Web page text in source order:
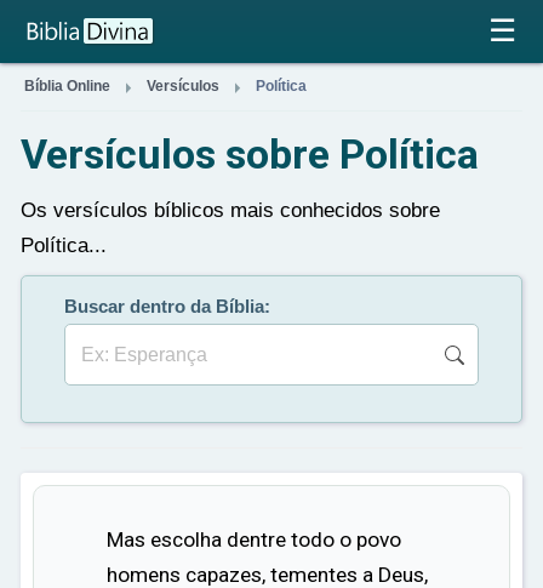
×
☰
Bíblia Online  Versículos  Política
Versículos sobre Política
Os versículos bíblicos mais conhecidos sobre
Política...
Buscar dentro da Bíblia:
Mas escolha dentre todo o povo
homens capazes, tementes a Deus,